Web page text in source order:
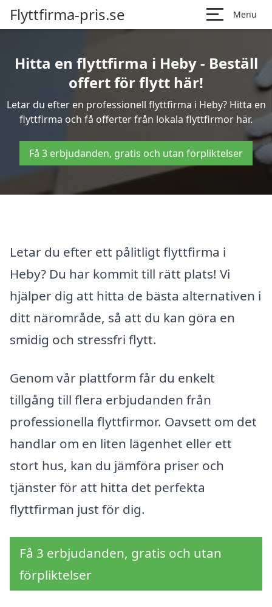
Flyttfirma-pris.se Menu
Hitta en flyttfirma i Heby - Beställ
offert för flytt här!
Letar du efter en professionell flyttfirma i Heby? Hitta en
flyttfirma och få offerter från lokala flyttfirmor här.
Få 3 erbjudanden, gratis och utan förpliktelser
Letar du efter ett pålitligt flyttfirma i
Heby? Du har kommit till rätt plats! Vi
hjälper dig att hitta de bästa alternativen i
ditt närområde, så att du kan göra en
smidig och stressfri flytt.
Genom vår plattform får du enkelt
tillgång till flera erbjudanden från
professionella flyttfirmor. Oavsett om det
handlar om en liten lägenhet eller ett
stort hus, kan du jämföra priser och
tjänster för att hitta det perfekta
flyttfirman just för dig.
Få 3 erbjudanden, gratis och utan
förpliktelser